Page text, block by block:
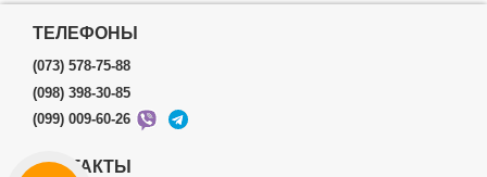
ТЕЛЕФОНЫ
(073) 578-75-88
(098) 398-30-85
(099) 009-60-26
КОНТАКТЫ